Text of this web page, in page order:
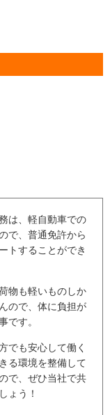
は、軽自動車での
で、普通免許から
トすることができ
物も軽いものしか
ので、体に負担が
です。
でも安心して働く
る環境を整備して
で、ぜひ当社で共
ょう！